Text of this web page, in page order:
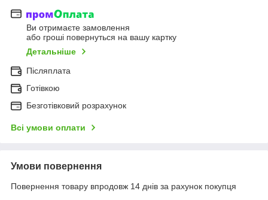
Ви отримаєте замовлення
або гроші повернуться на вашу картку
Детальніше
Післяплата
Готівкою
Безготівковий розрахунок
Всі умови оплати
Умови повернення
Повернення товару впродовж 14 днів за рахунок покупця